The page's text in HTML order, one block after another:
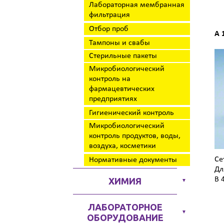
Лабораторная мембранная
фильтрация
Отбор проб
Тампоны и свабы
Стерильные пакеты
Микробиологический
контроль на
фармацевтических
предприятиях
Гигиенический контроль
Микробиологический
контроль продуктов, воды,
воздуха, косметики
Нормативные документы
ХИМИЯ ▼
ЛАБОРАТОРНОЕ
ОБОРУДОВАНИЕ
▼
A
В